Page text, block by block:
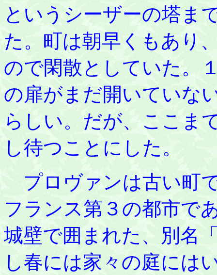
というシーザーの塔ま
た。町は朝早くもあり
ので閑散としていた。
の扉がまだ開いていな
らしい。だが、ここま
し待つことにした。
プロヴァンは古い町
フランス第３の都市で
城壁で囲まれた、別名
し春には家々の庭には